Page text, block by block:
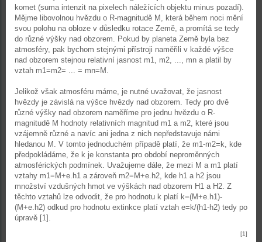
komet (suma intenzit na pixelech náležících objektu minus pozadí).
Mějme libovolnou hvězdu o R-magnitudě M, která během noci mění
svou polohu na obloze v důsledku rotace Země, a promítá se tedy
do různé výšky nad obzorem. Pokud by planeta Země byla bez
atmosféry, pak bychom stejnými přístroji naměřili v každé výšce
nad obzorem stejnou relativní jasnost m1, m2, ..., mn a platil by
vztah m1=m2= ... = mn=M.
Jelikož však atmosféru máme, je nutné uvažovat, že jasnost
hvězdy je závislá na výšce hvězdy nad obzorem. Tedy pro dvě
různé výšky nad obzorem naměříme pro jednu hvězdu o R-
magnitudě M hodnoty relativních magnitud m1 a m2, které jsou
vzájemně různé a navíc ani jedna z nich nepředstavuje námi
hledanou M. V tomto jednoduchém případě platí, že m1-m2=k, kde
předpokládáme, že k je konstanta pro období neproměnných
atmosférických podmínek. Uvažujeme dále, že mezi M a m1 platí
vztahy m1=M+e.h1 a zároveň m2=M+e.h2, kde h1 a h2 jsou
množství vzdušných hmot ve výškách nad obzorem H1 a H2. Z
těchto vztahů lze odvodit, že pro hodnotu k platí k=(M+e.h1)-
(M+e.h2) odkud pro hodnotu extinkce platí vztah e=k/(h1-h2) tedy po
úpravě [1].
[1]